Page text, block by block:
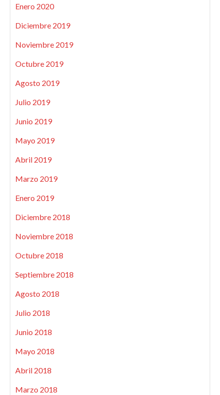
Enero 2020
Diciembre 2019
Noviembre 2019
Octubre 2019
Agosto 2019
Julio 2019
Junio 2019
Mayo 2019
Abril 2019
Marzo 2019
Enero 2019
Diciembre 2018
Noviembre 2018
Octubre 2018
Septiembre 2018
Agosto 2018
Julio 2018
Junio 2018
Mayo 2018
Abril 2018
Marzo 2018